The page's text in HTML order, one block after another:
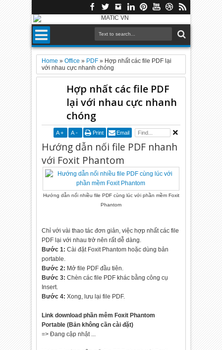
Home »Office » PDF » Hợp nhất các file PDF lại
với nhau cực nhanh chóng
Hợp nhất các file PDF
lại với nhau cực nhanh
chóng
A + A - Print Email
Hướng dẫn nối file PDF nhanh
với Foxit Phantom
Hướng dẫn nối nhiều file PDF cùng lúc với phần mềm Foxit
Phantom
Chỉ với vài thao tác đơn giản, việc hợp nhất các file
PDF lại với nhau trở nên rất dễ dàng.
Bước 1: Cài đặt Foxit Phantom hoặc dùng bản
portable.
Bước 2: Mở file PDF đầu tiên.
Bước 3: Chèn các file PDF khác bằng công cụ
Insert.
Bước 4:Xong, lưu lại file PDF.
Link download phần mêm Foxit Phantom
Portable (Bản không cần cài đặt)
=> Đang cập nhật ...